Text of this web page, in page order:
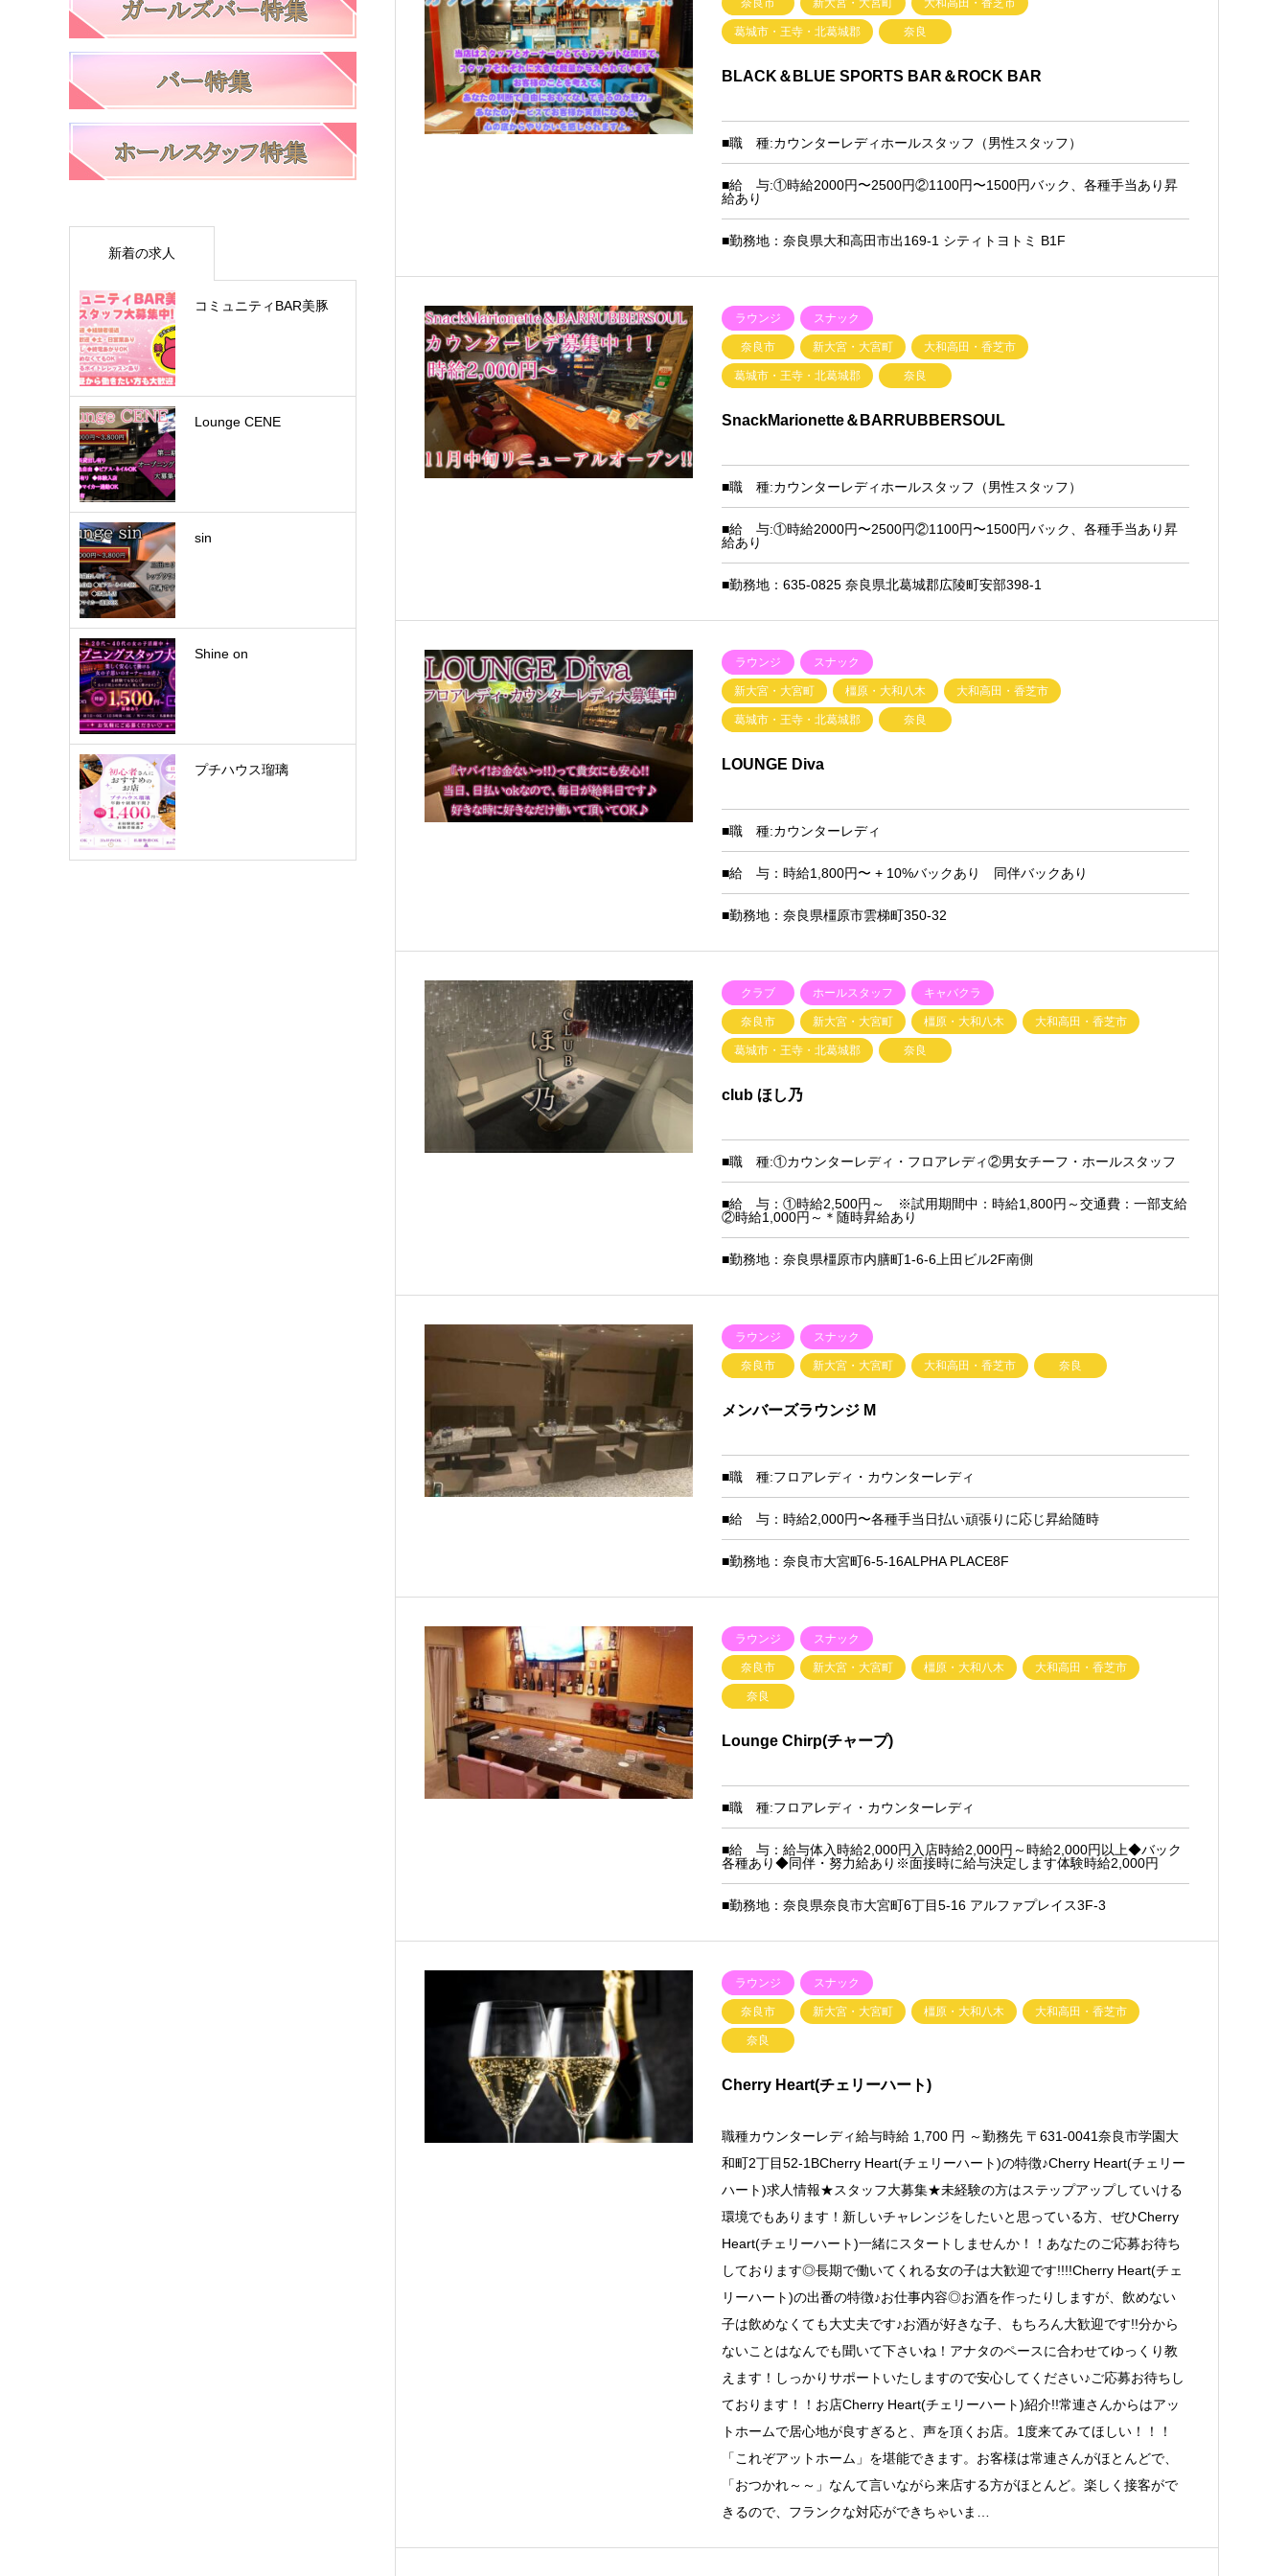
奈良市 新大宮・大宮町 大和高田・香芝市
葛城市・王寺・北葛城郡 奈良
BLACK＆BLUE SPORTS BAR＆ROCK BAR
■職 種:カウンターレディホールスタッフ（男性スタッフ）
■給 与:①時給2000円〜2500円②1100円〜1500円バック、各種手当あり昇
給あり
■勤務地：奈良県大和高田市出169-1 シティトヨトミ B1F
ラウンジ スナック
奈良市 新大宮・大宮町 大和高田・香芝市
葛城市・王寺・北葛城郡 奈良
SnackMarionette＆BARRUBBERSOUL
■職 種:カウンターレディホールスタッフ（男性スタッフ）
■給 与:①時給2000円〜2500円②1100円〜1500円バック、各種手当あり昇
給あり
■勤務地：635-0825 奈良県北葛城郡広陵町安部398-1
ラウンジ スナック
新大宮・大宮町 橿原・大和八木 大和高田・香芝市
葛城市・王寺・北葛城郡 奈良
LOUNGE Diva
■職 種:カウンターレディ
■給 与：時給1,800円〜 + 10%バックあり 同伴バックあり
■勤務地：奈良県橿原市雲梯町350-32
クラブ ホールスタッフ キャバクラ
奈良市 新大宮・大宮町 橿原・大和八木 大和高田・香芝市
葛城市・王寺・北葛城郡 奈良
club ほし乃
■職 種:①カウンターレディ・フロアレディ②男女チーフ・ホールスタッフ
■給 与：①時給2,500円～ ※試用期間中：時給1,800円～交通費：一部支給
②時給1,000円～＊随時昇給あり
■勤務地：奈良県橿原市内膳町1-6-6上田ビル2F南側
ラウンジ スナック
奈良市 新大宮・大宮町 大和高田・香芝市 奈良
メンバーズラウンジ M
■職 種:フロアレディ・カウンターレディ
■給 与：時給2,000円〜各種手当日払い頑張りに応じ昇給随時
■勤務地：奈良市大宮町6-5-16ALPHA PLACE8F
ラウンジ スナック
奈良市 新大宮・大宮町 橿原・大和八木 大和高田・香芝市
奈良
Lounge Chirp(チャープ)
■職 種:フロアレディ・カウンターレディ
■給 与：給与体入時給2,000円入店時給2,000円～時給2,000円以上◆バック
各種あり◆同伴・努力給あり※面接時に給与決定します体験時給2,000円
■勤務地：奈良県奈良市大宮町6丁目5-16 アルファプレイス3F-3
ラウンジ スナック
奈良市 新大宮・大宮町 橿原・大和八木 大和高田・香芝市
奈良
Cherry Heart(チェリーハート)
職種カウンターレディ給与時給 1,700 円 ～勤務先 〒631-0041奈良市学園大
和町2丁目52-1BCherry Heart(チェリーハート)の特徴♪Cherry Heart(チェリー
ハート)求人情報★スタッフ大募集★未経験の方はステップアップしていける
環境でもあります！新しいチャレンジをしたいと思っている方、ぜひCherry
Heart(チェリーハート)一緒にスタートしませんか！！あなたのご応募お待ち
しております◎長期で働いてくれる女の子は大歓迎です!!!!Cherry Heart(チェ
リーハート)の出番の特徴♪お仕事内容◎お酒を作ったりしますが、飲めない
子は飲めなくても大丈夫です♪お酒が好きな子、もちろん大歓迎です!!分から
ないことはなんでも聞いて下さいね！アナタのペースに合わせてゆっくり教
えます！しっかりサポートいたしますので安心してください♪ご応募お待ちし
ております！！お店Cherry Heart(チェリーハート)紹介!!常連さんからはアッ
トホームで居心地が良すぎると、声を頂くお店。1度来てみてほしい！！！
「これぞアットホーム」を堪能できます。お客様は常連さんがほとんどで、
「おつかれ～～」なんて言いながら来店する方がほとんど。楽しく接客がで
きるので、フランクな対応ができちゃいま…
新着の求人
コミュニティBAR美豚
Lounge CENE
sin
Shine on
プチハウス瑠璃